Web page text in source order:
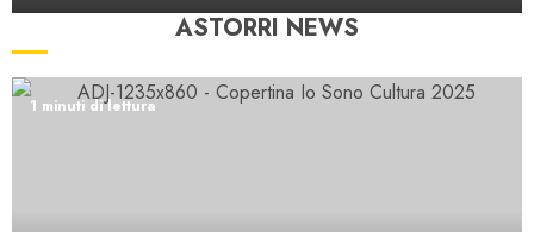
ASTORRI NEWS
1 minuti di lettura